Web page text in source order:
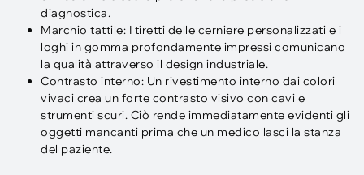
diagnostica.
Marchio tattile: I tiretti delle cerniere personalizzati e i
loghi in gomma profondamente impressi comunicano
la qualità attraverso il design industriale.
Contrasto interno: Un rivestimento interno dai colori
vivaci crea un forte contrasto visivo con cavi e
strumenti scuri. Ciò rende immediatamente evidenti gli
oggetti mancanti prima che un medico lasci la stanza
del paziente.